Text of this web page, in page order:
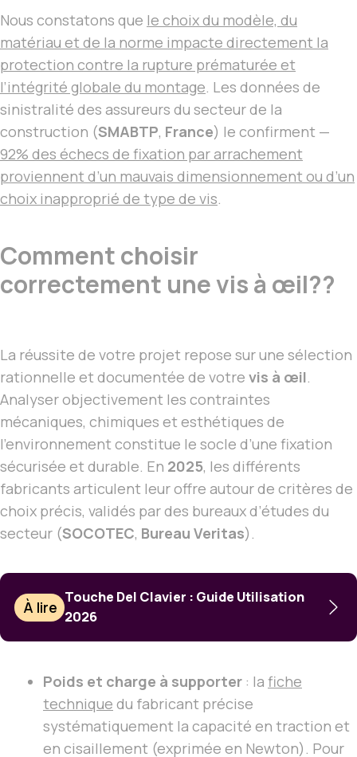
Nous constatons que le choix du modèle, du
matériau et de la norme impacte directement la
protection contre la rupture prématurée et
l’intégrité globale du montage. Les données de
sinistralité des assureurs du secteur de la
construction (SMABTP, France) le confirment —
92% des échecs de fixation par arrachement
proviennent d’un mauvais dimensionnement ou d’un
choix inapproprié de type de vis.
Comment choisir
correctement une vis à œil??
La réussite de votre projet repose sur une sélection
rationnelle et documentée de votre vis à œil.
Analyser objectivement les contraintes
mécaniques, chimiques et esthétiques de
l’environnement constitue le socle d’une fixation
sécurisée et durable. En 2025, les différents
fabricants articulent leur offre autour de critères de
choix précis, validés par des bureaux d’études du
secteur (SOCOTEC, Bureau Veritas).
À lire
Touche Del Clavier : Guide Utilisation
2026
Poids et charge à supporter : la fiche
technique du fabricant précise
systématiquement la capacité en traction et
en cisaillement (exprimée en Newton). Pour